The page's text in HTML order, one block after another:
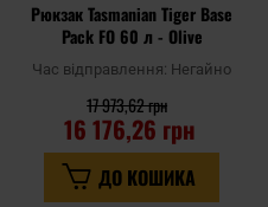
Рюкзак Tasmanian Tiger Base
Pack FO 60 л - Olive
Час відправлення: Негайно
16 176,26 грн
17 973,62 грн
ДО КОШИКА